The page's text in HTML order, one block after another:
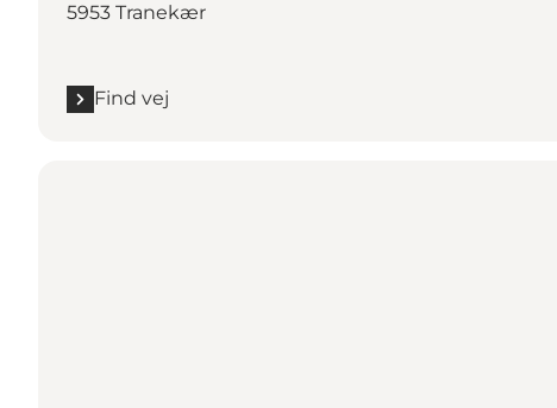
5953 Tranekær
Find vej